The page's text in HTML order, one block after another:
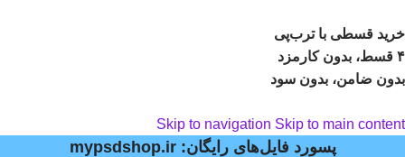
خرید قسطی با ترب‌پی
۴ قسط، بدون کارمزد
بدون ضامن، بدون سود
Skip to navigation Skip to main content
پسورد فایل‌های رایگان: mypsdshop.ir